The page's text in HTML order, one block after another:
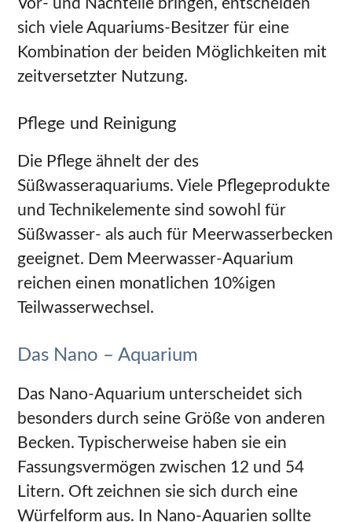
Vor- und Nachteile bringen, entscheiden
sich viele Aquariums-Besitzer für eine
Kombination der beiden Möglichkeiten mit
zeitversetzter Nutzung.
Pflege und Reinigung
Die Pflege ähnelt der des
Süßwasseraquariums. Viele Pflegeprodukte
und Technikelemente sind sowohl für
Süßwasser- als auch für Meerwasserbecken
geeignet. Dem Meerwasser-Aquarium
reichen einen monatlichen 10%igen
Teilwasserwechsel.
Das Nano – Aquarium
Das Nano-Aquarium unterscheidet sich
besonders durch seine Größe von anderen
Becken. Typischerweise haben sie ein
Fassungsvermögen zwischen 12 und 54
Litern. Oft zeichnen sie sich durch eine
Würfelform aus. In Nano-Aquarien sollte